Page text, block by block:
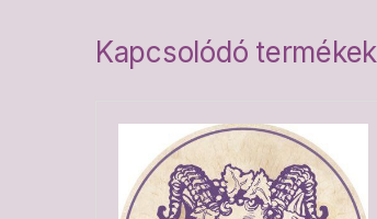
Kapcsolódó termékek